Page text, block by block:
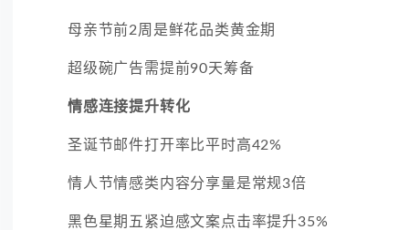
母亲节前2周是鲜花品类黄金期
超级碗广告需提前90天筹备
情感连接提升转化
圣诞节邮件打开率比平时高42%
情人节情感类内容分享量是常规3倍
黑色星期五紧迫感文案点击率提升35%